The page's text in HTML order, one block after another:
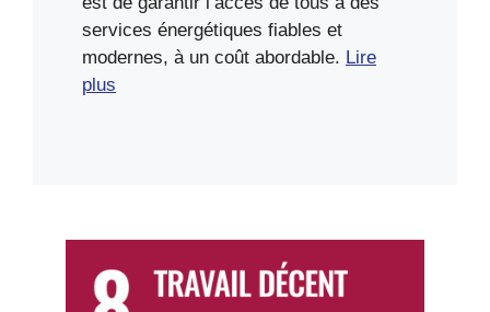
services énergétiques fiables et
modernes, à un coût abordable. Lire
plus